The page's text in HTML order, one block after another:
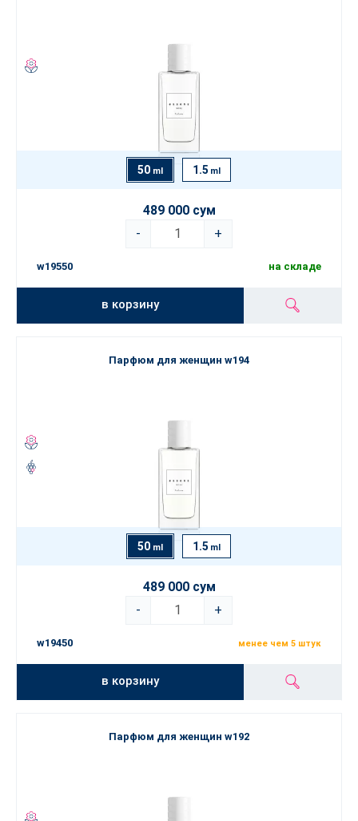
50 ml 1.5 ml
489 000 сум
-
+
w19550 на складе
в корзину
Парфюм для женщин w194
50 ml 1.5 ml
489 000 сум
-
+
w19450 менее чем 5 штук
в корзину
Парфюм для женщин w192